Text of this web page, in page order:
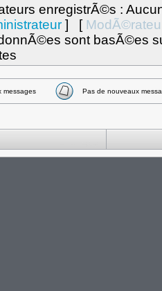
enregistrÃ©s :
] [
sont basÃ©es
messages Pas de nouveaux